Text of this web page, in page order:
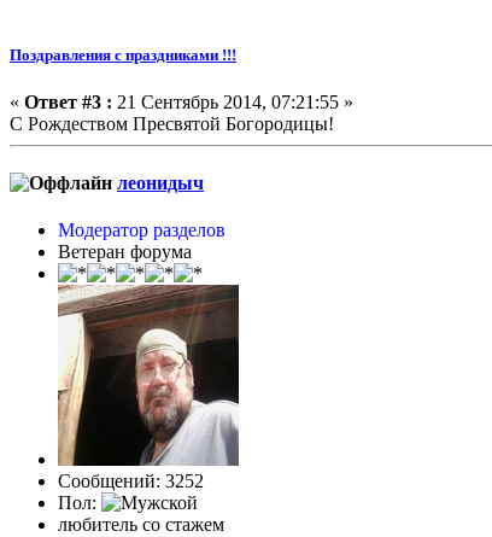
Поздравления с праздниками !!!
« Ответ #3 : 21 Сентябрь 2014, 07:21:55 »
С Рождеством Пресвятой Богородицы!
леонидыч
Модератор разделов
Ветеран форума
Сообщений: 3252
Пол:
любитель со стажем